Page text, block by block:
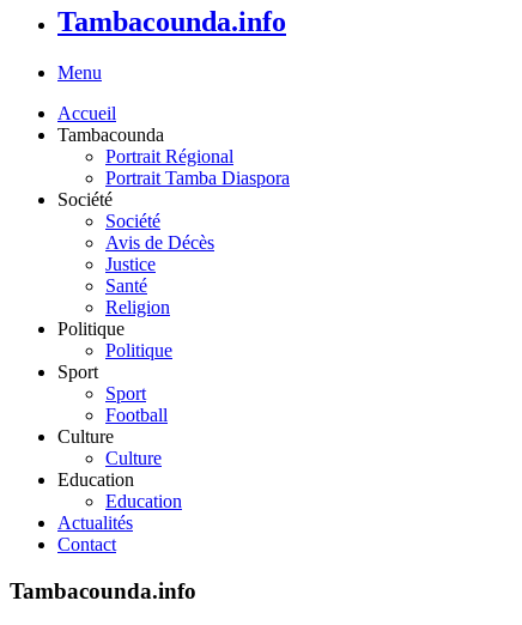
Tambacounda.info
Menu
Accueil
Tambacounda
Portrait Régional
Portrait Tamba Diaspora
Société
Société
Avis de Décès
Justice
Santé
Religion
Politique
Politique
Sport
Sport
Football
Culture
Culture
Education
Education
Actualités
Contact
Tambacounda.info